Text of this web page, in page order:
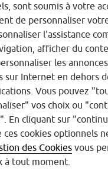
de votre choix.
sont soumis à votre
de personnaliser
l'assistance
afficher du
les
sur Internet en dehors
Vous pouvez
vos choix ou
En cliquant sur
ces cookies optionnels
des Cookies vous
à tout moment.